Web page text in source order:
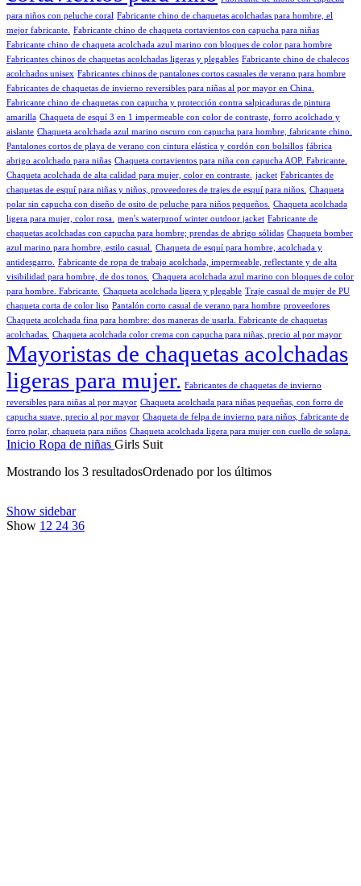
para niños con peluche coral Fabricante chino de chaquetas acolchadas para hombre, el
mejor fabricante. Fabricante chino de chaqueta cortavientos con capucha para niñas
Fabricante chino de chaqueta acolchada azul marino con bloques de color para hombre
Fabricantes chinos de chaquetas acolchadas ligeras y plegables Fabricante chino de chalecos
acolchados unisex Fabricantes chinos de pantalones cortos casuales de verano para hombre
Fabricantes de chaquetas de invierno reversibles para niñas al por mayor en China.
Fabricante chino de chaquetas con capucha y protección contra salpicaduras de pintura
amarilla Chaqueta de esquí 3 en 1 impermeable con color de contraste, forro acolchado y
aislante Chaqueta acolchada azul marino oscuro con capucha para hombre, fabricante chino.
Pantalones cortos de playa de verano con cintura elástica y cordón con bolsillos fábrica
abrigo acolchado para niñas Chaqueta cortavientos para niña con capucha AOP. Fabricante.
Chaqueta acolchada de alta calidad para mujer, color en contraste. jacket Fabricantes de
chaquetas de esquí para niñas y niños, proveedores de trajes de esquí para niños. Chaqueta
polar sin capucha con diseño de osito de peluche para niños pequeños. Chaqueta acolchada
ligera para mujer, color rosa. men's waterproof winter outdoor jacket Fabricante de
chaquetas acolchadas con capucha para hombre; prendas de abrigo sólidas Chaqueta bomber
azul marino para hombre, estilo casual. Chaqueta de esquí para hombre, acolchada y
antidesgarro. Fabricante de ropa de trabajo acolchada, impermeable, reflectante y de alta
visibilidad para hombre, de dos tonos. Chaqueta acolchada azul marino con bloques de color
para hombre. Fabricante. Chaqueta acolchada ligera y plegable Traje casual de mujer de PU
chaqueta corta de color liso Pantalón corto casual de verano para hombre proveedores
Chaqueta acolchada fina para hombre: dos maneras de usarla. Fabricante de chaquetas
acolchadas. Chaqueta acolchada color crema con capucha para niñas, precio al por mayor
Mayoristas de chaquetas acolchadas
ligeras para mujer. Fabricantes de chaquetas de invierno
reversibles para niñas al por mayor Chaqueta acolchada para niñas pequeñas, con forro de
capucha suave, precio al por mayor Chaqueta de felpa de invierno para niños, fabricante de
forro polar, chaqueta para niños Chaqueta acolchada ligera para mujer con cuello de solapa.
Inicio Ropa de niñas Girls Suit
Mostrando los 3 resultadosOrdenado por los últimos
Show sidebar
Show 12 24 36